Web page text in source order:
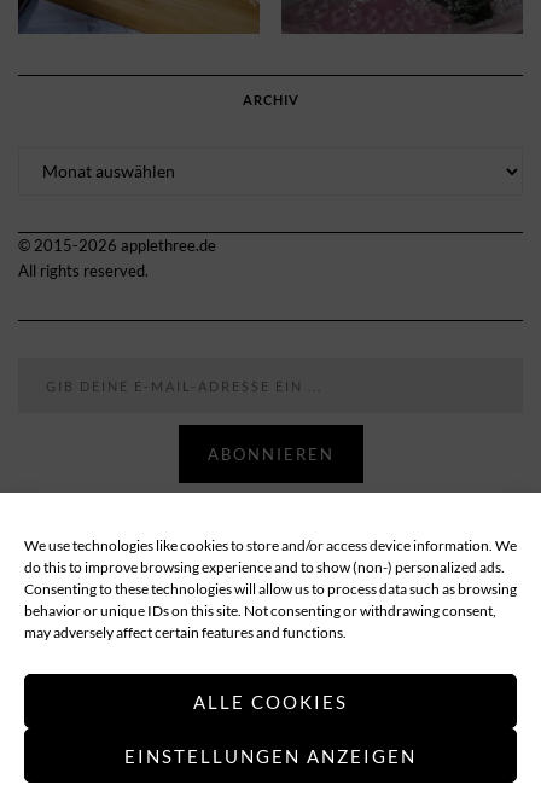
We use technologies like cookies to store and/or access device information. We
do this to improve browsing experience and to show (non-) personalized ads.
Consenting to these technologies will allow us to process data such as browsing
behavior or unique IDs on this site. Not consenting or withdrawing consent,
may adversely affect certain features and functions.
ALLE COOKIES
EINSTELLUNGEN ANZEIGEN
ARCHIV
© 2015-2026 applethree.de
All rights reserved.
ABONNIEREN
Follow
ABOUT DATENSCHUTZ
IMPRESSUM
COOKIE-RICHTLINIE (EU)
Applethree – Food | Travel | Games